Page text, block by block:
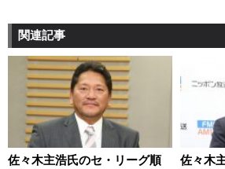
関連記事
佐々木主浩氏のセ・リーグ順
佐々木